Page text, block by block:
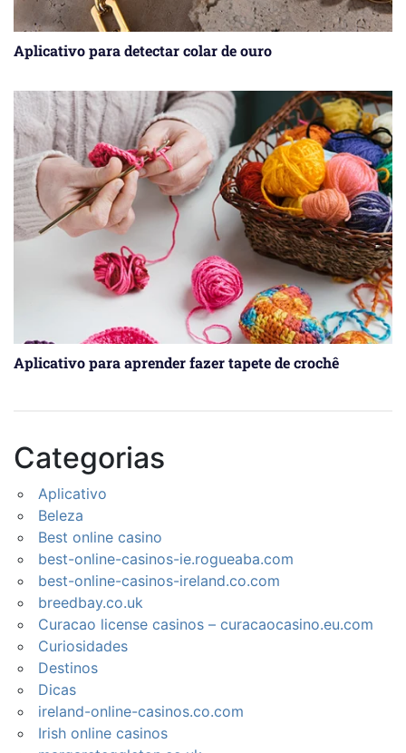
Aplicativo para detectar colar de ouro
Aplicativo para aprender fazer tapete de crochê
Categorias
Aplicativo
Beleza
Best online casino
best-online-casinos-ie.rogueaba.com
best-online-casinos-ireland.co.com
breedbay.co.uk
Curacao license casinos – curacaocasino.eu.com
Curiosidades
Destinos
Dicas
ireland-online-casinos.co.com
Irish online casinos